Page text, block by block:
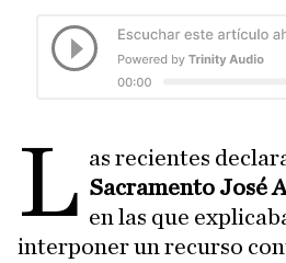
L as recientes
Sacramento José
en las que
interponer un recurso